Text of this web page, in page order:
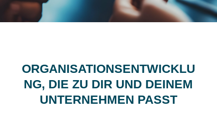
ORGANISATIONSENTWICKLU
NG, DIE ZU DIR UND DEINEM
UNTERNEHMEN PASST